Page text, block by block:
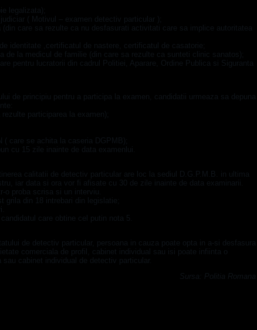
legalizata);
( Motivul – examen detectiv particular );
(din care sa rezulte ca nu desfasurati activitati care sa implice autoritatea
identitate ,certificatul de nastere, certificatul de casatorie;
de la medicul de familie (din care sa rezulte ca sunteti clinic sanatos);
pentru lucratorii din cadrul Politiei, Aparare, Ordine Publica si Siguranta
de principiu pentru a participa la examen, candidatii urmeaza sa depuna
participarea la examen);
( care se achita la caseria DGPMB);
cu 15 zile inainte de data examenlui.
calitatii de detectiv particular are loc la sediul D.G.P.M.B. in ultima
iar data si ora vor fi afisate cu 30 de zile inainte de data examinarii.
o proba scrisa si un interviu.
grila din 18 intrebari din legislatie;
care obtine cel putin nota 5.
de detectiv particular, persoana in cauza poate opta in a-si desfasura
comerciala de profil, cabinet individual sau isi poate infiinta o
sau cabinet individual de detectiv particular.
Sursa: Politia Romana